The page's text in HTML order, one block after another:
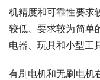
机精度和可靠性要求
较低、要求较为简单
电器、玩具和小型工
有刷电机和无刷电机